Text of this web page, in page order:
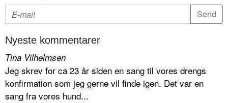
Nyeste kommentarer
Tina Vilhelmsen
Jeg skrev for ca 23 år siden en sang til vores drengs
konfirmation som jeg gerne vil finde igen. Det var en
sang fra vores hund...